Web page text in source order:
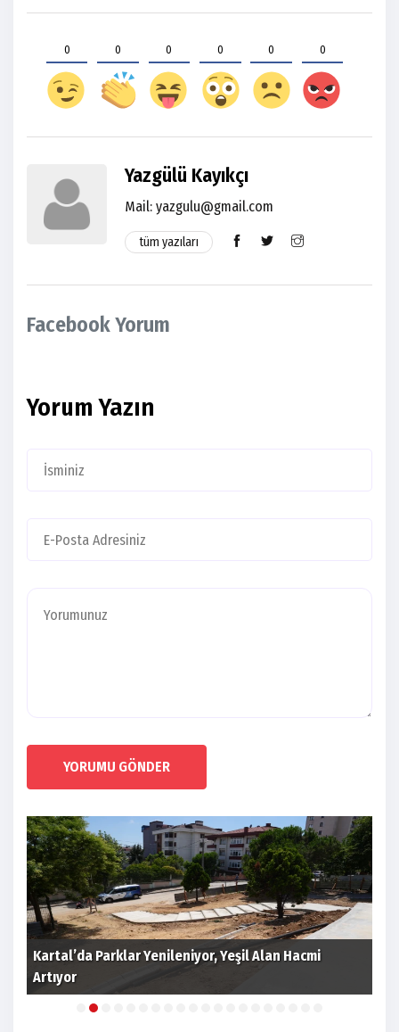
0 0 0 0 0 0
Yazgülü Kayıkçı
Mail: yazgulu@gmail.com
tüm yazıları
Facebook Yorum
Yorum Yazın
YORUMU GÖNDER
Kartal’da Parklar Yenileniyor, Yeşil Alan Hacmi
Artıyor